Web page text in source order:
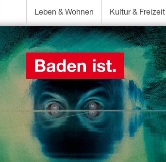
Leben & Wohnen Kultur & Freizeit